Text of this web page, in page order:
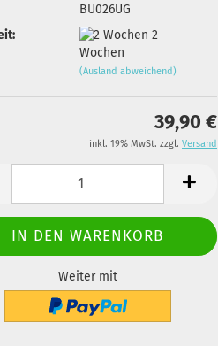
BU026UG
2
Wochen
(Ausland abweichend)
39,90 €
inkl. 19% MwSt. zzgl. Versand
Weiter mit